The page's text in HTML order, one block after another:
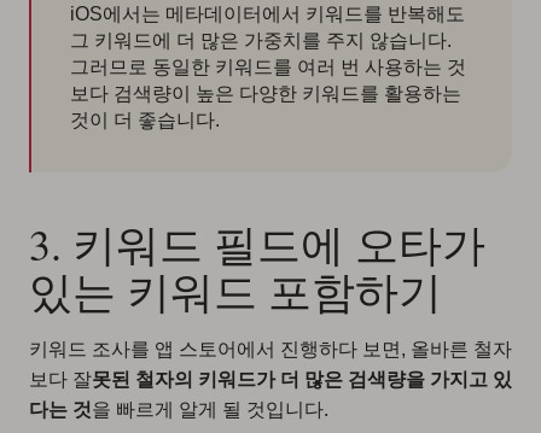
iOS에서는 메타데이터에서 키워드를 반복해도
그 키워드에 더 많은 가중치를 주지 않습니다.
그러므로 동일한 키워드를 여러 번 사용하는 것
보다 검색량이 높은 다양한 키워드를 활용하는
것이 더 좋습니다.
3. 키워드 필드에 오타가
있는 키워드 포함하기
키워드 조사를 앱 스토어에서 진행하다 보면, 올바른 철자
보다 잘못된 철자의 키워드가 더 많은 검색량을 가지고 있
다는 것을 빠르게 알게 될 것입니다.